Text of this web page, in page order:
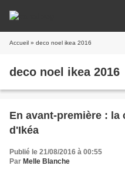
Accueil » deco noel ikea 2016
deco noel ikea 2016
En avant-première : la
d'Ikéa
Publié le 21/08/2016 à 00:55
Par Melle Blanche